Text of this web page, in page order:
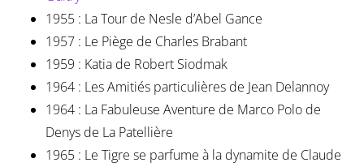
1955 : La Tour de Nesle d’Abel Gance
1957 : Le Piège de Charles Brabant
1959 : Katia de Robert Siodmak
1964 : Les Amitiés particulières de Jean Delannoy
1964 : La Fabuleuse Aventure de Marco Polo de
Denys de La Patellière
1965 : Le Tigre se parfume à la dynamite de Claude